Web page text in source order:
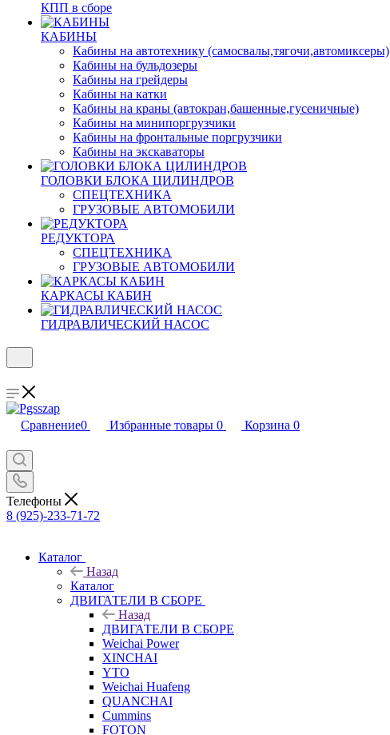
КПП в сборе
КАБИНЫ
Кабины на автотехнику (самосвалы,тягочи,автомиксеры)
Кабины на бульдозеры
Кабины на грейдеры
Кабины на катки
Кабины на краны (автокран,башенные,гусеничные)
Кабины на минипоргрузчики
Кабины на фронтальные поргрузчики
Кабины на экскаваторы
ГОЛОВКИ БЛОКА ЦИЛИНДРОВ
СПЕЦТЕХНИКА
ГРУЗОВЫЕ АВТОМОБИЛИ
РЕДУКТОРА
СПЕЦТЕХНИКА
ГРУЗОВЫЕ АВТОМОБИЛИ
КАРКАСЫ КАБИН
ГИДРАВЛИЧЕСКИЙ НАСОС
Сравнение0 Избранные товары 0 Корзина 0
Телефоны
8 (925)-233-71-72
Каталог
Назад
Каталог
ДВИГАТЕЛИ В СБОРЕ
Назад
ДВИГАТЕЛИ В СБОРЕ
Weichai Power
XINCHAI
YTO
Weichai Huafeng
QUANCHAI
Cummins
FOTON